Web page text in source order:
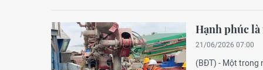
Hạnh phúc
21/06/2026 07:00
(BĐT) - Một trong